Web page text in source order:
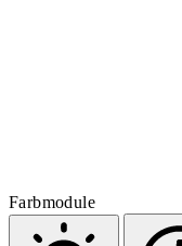
Farbmodule